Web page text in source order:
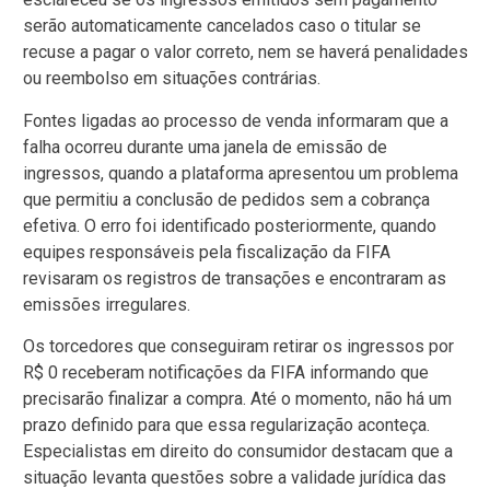
serão automaticamente cancelados caso o titular se
recuse a pagar o valor correto, nem se haverá penalidades
ou reembolso em situações contrárias.
Fontes ligadas ao processo de venda informaram que a
falha ocorreu durante uma janela de emissão de
ingressos, quando a plataforma apresentou um problema
que permitiu a conclusão de pedidos sem a cobrança
efetiva. O erro foi identificado posteriormente, quando
equipes responsáveis pela fiscalização da FIFA
revisaram os registros de transações e encontraram as
emissões irregulares.
Os torcedores que conseguiram retirar os ingressos por
R$ 0 receberam notificações da FIFA informando que
precisarão finalizar a compra. Até o momento, não há um
prazo definido para que essa regularização aconteça.
Especialistas em direito do consumidor destacam que a
situação levanta questões sobre a validade jurídica das